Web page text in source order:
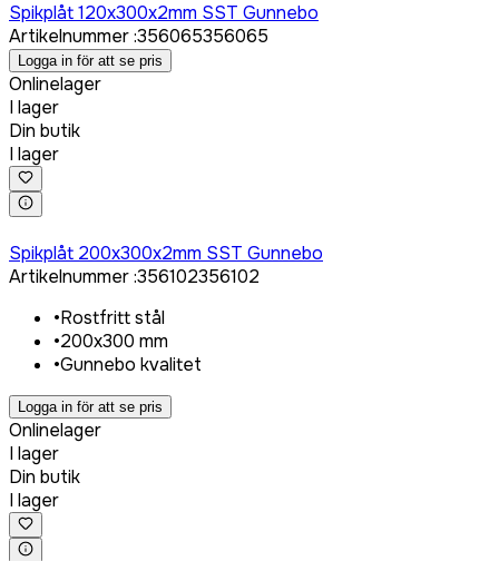
Spikplåt 120x300x2mm SST Gunnebo
Artikelnummer:356065356065
Logga in för att se pris
Onlinelager
I lager
Din butik
I lager
Spikplåt 200x300x2mm SST Gunnebo
Artikelnummer:356102356102
•Rostfritt stål
•200x300 mm
•Gunnebo kvalitet
Logga in för att se pris
Onlinelager
I lager
Din butik
I lager